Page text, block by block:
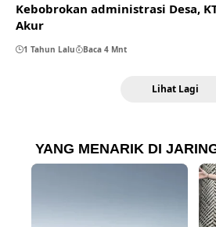
Kebobrokan administrasi Desa,
Akur
1 Tahun Lalu Baca 4 Mnt
Lihat Lagi